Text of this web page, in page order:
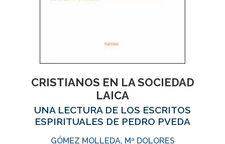
CRISTIANOS EN LA SOCIEDAD
LAICA
UNA LECTURA DE LOS ESCRITOS
ESPIRITUALES DE PEDRO PVEDA
GÓMEZ MOLLEDA, Mª DOLORES